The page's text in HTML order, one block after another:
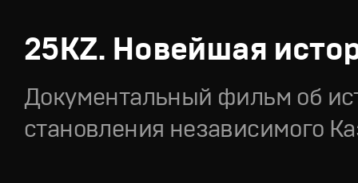
25KZ. Новейшая
Документальный фильм об
становления независимого